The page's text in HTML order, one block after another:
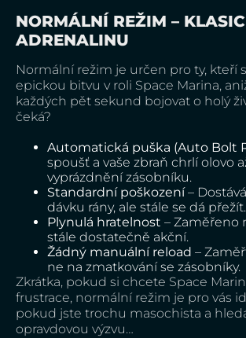
NORMÁLNÍ REŽIM –
ADRENALINU
Normální režim je určen pro ty, kteří
epickou bitvu v roli Space Marina,
každých pět sekund bojovat o holý
čeká?
Automatická puška (Auto Bolt
spoušť a vaše zbraň chrlí olovo
vyprázdnění zásobníku.
Standardní poškození–
dávku rány, ale stále se dá přežít.
Plynulá hratelnost – Zaměřeno
stále dostatečně akční.
Žádný manuální reload –
ne na zmatkování se zásobníky.
Zkrátka, pokud si chcete Space
frustrace, normální režim je pro vás
pokud jste trochu masochista a
opravdovou výzvu…